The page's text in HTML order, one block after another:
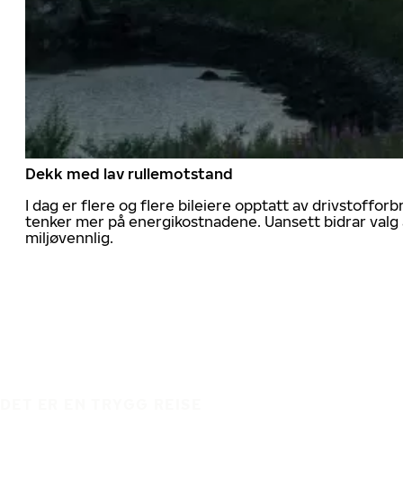
Dekk med lav rullemotstand
I dag er flere og flere bileiere opptatt av
tenker mer på energikostnadene. Uansett bidrar
miljøvennlig.